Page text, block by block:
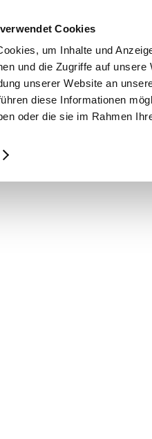
Cookies
um Inhalte und
und die Zugriffe auf
unserer Website an
diese Informationen
oder die sie im Rahmen